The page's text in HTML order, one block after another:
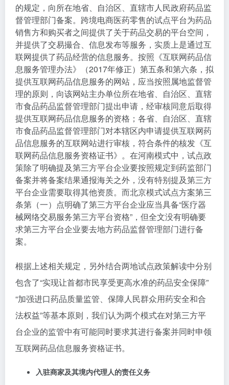
的规定，向所在地省、自治区、直辖市人民政府药品监
督管理部门备案。跨境电商医药零售的试点平台为药品
销售方和购买者之间提供了关于药品交易的平台空间，
并提供了交易撮合、信息发布等服务，实质上是通过互
联网提供了药品经营的信息服务。按照《互联网药品信
息服务管理办法》（2017年修正）第五条和第六条，拟
提供互联网药品信息服务的网站，应当按照属地监督管
理的原则，向该网站主办单位所在地省、自治区、直辖
市食品药品监督管理部门提出申请，经审核同意后取得
提供互联网药品信息服务的资格；各省、自治区、直辖
市食品药品监督管理部门对本辖区内申请提供互联网药
品信息服务的互联网站进行审核，符合条件的核发《互
联网药品信息服务资格证书》。在河南模式中，试点政
策除了明确提及第三方平台企业要按照规定到药监部门
备案并将备案结果通报海关之外，没有特别提及第三方
平台企业需要取得其他资质。而北京模式试点方案第三
条第（一）点明确了第三方平台企业应当具备“医疗器
械网络交易服务第三方平台资格”，但全文没有明确要
求第三方平台企业要去地方药品监督管理部门进行备
案。
根据上述相关规定，另外结合两地试点政策解读中分别
包含了“实现让首都市民享受更高水准的药品安全保障”
“加强进口药品质量监管、保障人民群众用药安全和合
法权益”等基本原则，我们认为两个模式在对第三方平
台企业的监管中有可能同时要求其进行备案并同时申领
互联网药品信息服务资格证书。
入驻商家及其境内代理人的责任义务